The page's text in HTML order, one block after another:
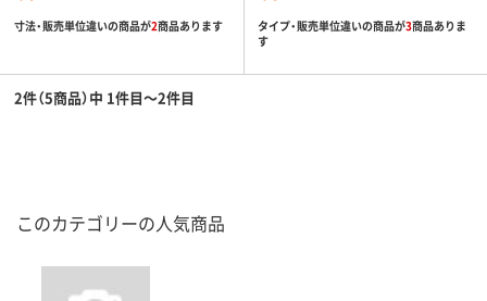
寸法・販売単位違いの商品が2商品あります タイプ・販売単位違いの商品が3商品ありま
す
2件（5商品）中 1件目～2件目
このカテゴリーの人気商品